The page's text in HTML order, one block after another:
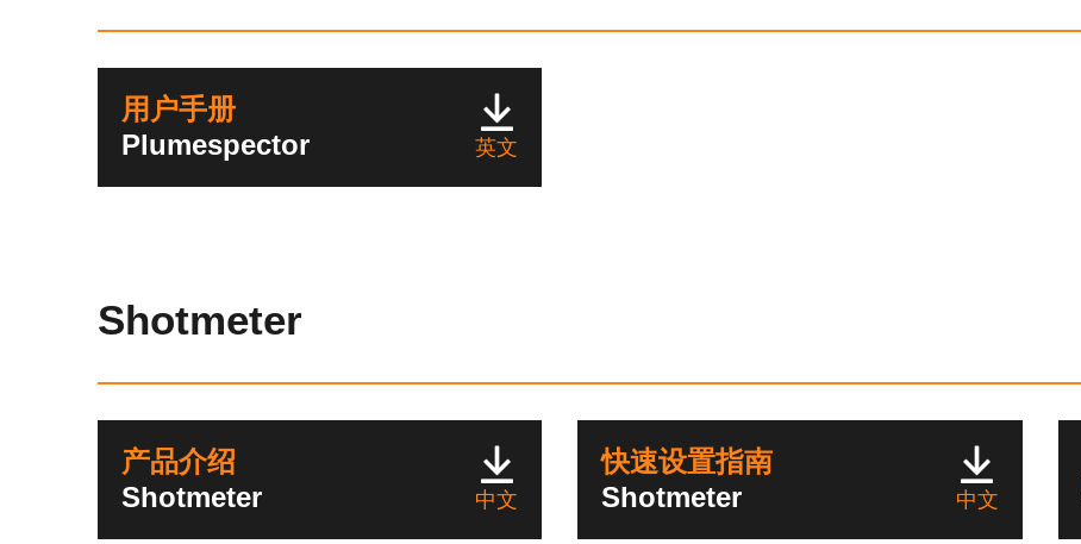
用户手册
Plumespector
英文
Shotmeter
产品介绍
Shotmeter
中文
快速设置指南
Shotmeter
中文